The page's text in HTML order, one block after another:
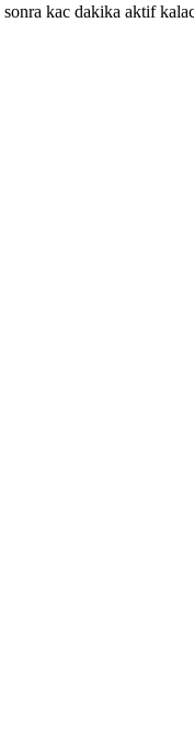
kac dakika aktif